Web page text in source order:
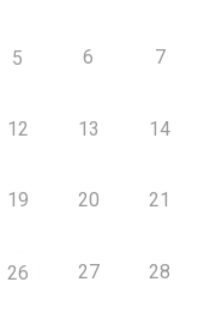
5 6 7
12 13 14
19 20 21
26 27 28